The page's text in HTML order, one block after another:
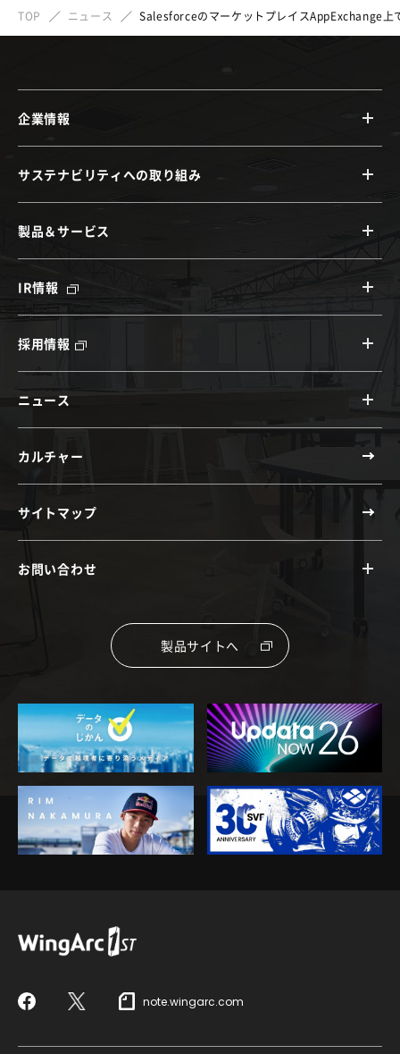
TOP ニュース SalesforceのマーケットプレイスAppExchange上
企業情報
サステナビリティへの取り組み
製品＆サービス
IR情報
採用情報
ニュース
カルチャー
サイトマップ
お問い合わせ
製品サイトへ
FacebookX note.wingarc.com